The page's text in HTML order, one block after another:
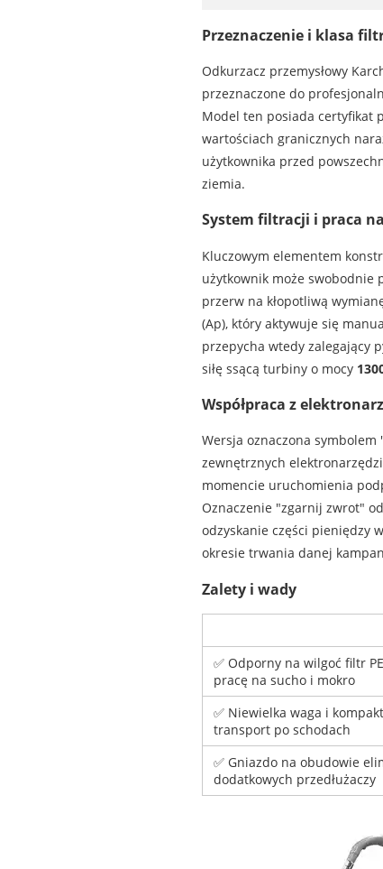
Przeznaczenie i klasa
Odkurzacz przemysłowy
przeznaczone do
Model ten posiada certyfikat
wartościach granicznych
użytkownika przed
ziemia.
System filtracji i praca
Kluczowym elementem
użytkownik może swobodnie
przerw na kłopotliwą
(Ap), który aktywuje się
przepycha wtedy zalegający
siłę ssącą turbiny o mocy
Współpraca z
Wersja oznaczona
zewnętrznych
momencie uruchomienia
Oznaczenie "zgarnij zwrot"
odzyskanie części pieniędzy
okresie trwania danej
Zalety i wady
✅ Odporny na wilgoć filtr
pracę na sucho i mokro
✅ Niewielka waga i
transport po schodach
✅ Gniazdo na obudowie
dodatkowych przedłużaczy